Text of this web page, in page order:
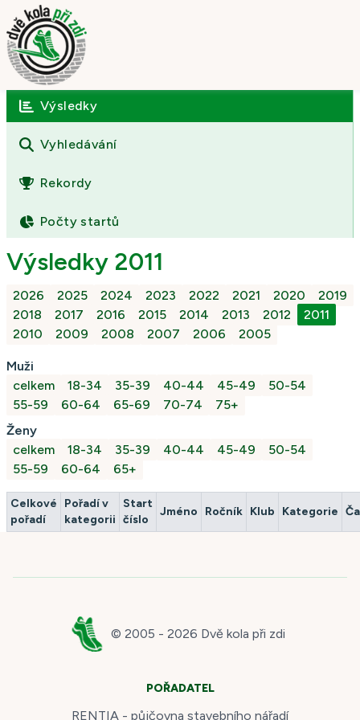
Úvod
O závodě
Výsledky
Fotogalerie
Kontakt
Výsledky
Vyhledávání
Rekordy
Počty startů
Výsledky 2011
2026 2025 2024 2023 2022 2021 2020
2019
2018
2017 2016 2015 2014 2013 2012
2011
2010
2009 2008 2007 2006 2005
Muži
celkem
18-34 35-39 40-44 45-49
50-54
55-59
60-64 65-69 70-74
75+
Ženy
celkem
18-34 35-39 40-44 45-49
50-54
55-59
60-64 65+
Celkové
pořadí
Pořadí v
kategorii
Start
číslo
Jméno Ročník Klub Kategorie
© 2005 - 2026 Dvě kola při zdi
POŘADATEL
RENTIA - půjčovna stavebního nářadí